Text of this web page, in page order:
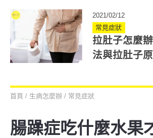
2021/02/12
常見症狀
拉肚子怎麼
法與拉肚子
首頁 / 生病怎麼辦 / 常見症狀
腸躁症吃什麼水果